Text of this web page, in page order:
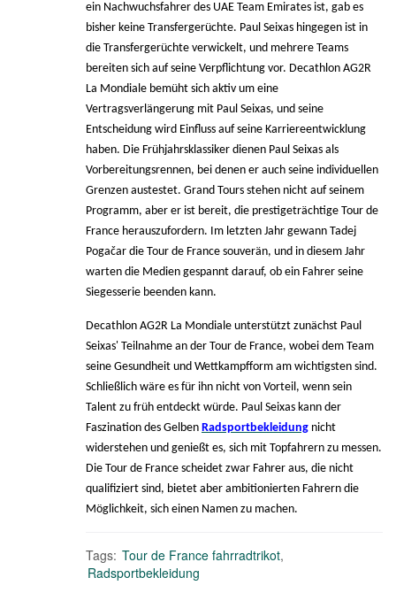
ein Nachwuchsfahrer des UAE Team Emirates ist, gab es
bisher keine Transfergerüchte. Paul Seixas hingegen ist in
die Transfergerüchte verwickelt, und mehrere Teams
bereiten sich auf seine Verpflichtung vor. Decathlon AG2R
La Mondiale bemüht sich aktiv um eine
Vertragsverlängerung mit Paul Seixas, und seine
Entscheidung wird Einfluss auf seine Karriereentwicklung
haben. Die Frühjahrsklassiker dienen Paul Seixas als
Vorbereitungsrennen, bei denen er auch seine individuellen
Grenzen austestet. Grand Tours stehen nicht auf seinem
Programm, aber er ist bereit, die prestigeträchtige Tour de
France herauszufordern. Im letzten Jahr gewann Tadej
Pogačar die Tour de France souverän, und in diesem Jahr
warten die Medien gespannt darauf, ob ein Fahrer seine
Siegesserie beenden kann.
Decathlon AG2R La Mondiale unterstützt zunächst Paul
Seixas' Teilnahme an der Tour de France, wobei dem Team
seine Gesundheit und Wettkampfform am wichtigsten sind.
Schließlich wäre es für ihn nicht von Vorteil, wenn sein
Talent zu früh entdeckt würde. Paul Seixas kann der
Faszination des Gelben Radsportbekleidung nicht
widerstehen und genießt es, sich mit Topfahrern zu messen.
Die Tour de France scheidet zwar Fahrer aus, die nicht
qualifiziert sind, bietet aber ambitionierten Fahrern die
Möglichkeit, sich einen Namen zu machen.
Tags: Tour de France fahrradtrikot,
Radsportbekleidung